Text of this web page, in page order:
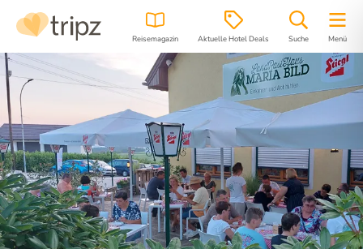
Reisemagazin Aktuelle Hotel Deals Suche Menü
Hotel Bilder Region Lage